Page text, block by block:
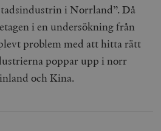
i Norrland”. Då
i en undersökning från
problem med att hitta rätt
poppar upp i norr
och Kina.